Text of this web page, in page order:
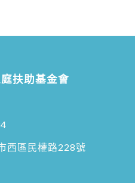
扶助基金會
西區民權路228號